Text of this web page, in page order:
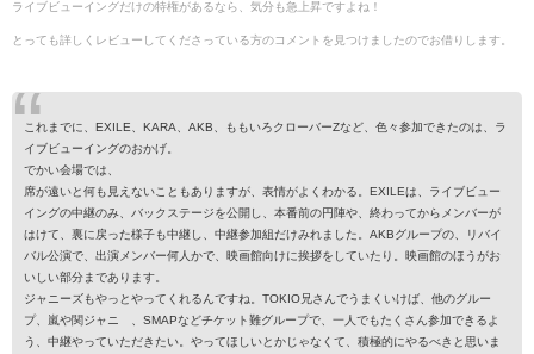
ライブビューイングだけの特権があるなら、気分も急上昇ですよね！
とっても詳しくレビューしてくださっている方のコメントを見つけましたのでお借りします。
これまでに、EXILE、KARA、AKB、ももいろクローバーZなど、色々参加できたのは、ラ
イブビューイングのおかげ。
でかい会場では、
席が遠いと何も見えないこともありますが、表情がよくわかる。EXILEは、ライブビュー
イングの中継のみ、バックステージを公開し、本番前の円陣や、終わってからメンバーが
はけて、裏に戻った様子も中継し、中継参加組だけみれました。AKBグループの、リバイ
バル公演で、出演メンバー何人かで、映画館向けに挨拶をしていたり。映画館のほうがお
いしい部分まであります。
ジャニーズもやっとやってくれるんですね。TOKIO兄さんでうまくいけば、他のグルー
プ、嵐や関ジャニ∞、SMAPなどチケット難グループで、一人でもたくさん参加できるよ
う、中継やっていただきたい。やってほしいとかじゃなくて、積極的にやるべきと思いま